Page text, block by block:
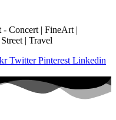
Concert | FineArt |
| Travel
Twitter Pinterest Linkedin